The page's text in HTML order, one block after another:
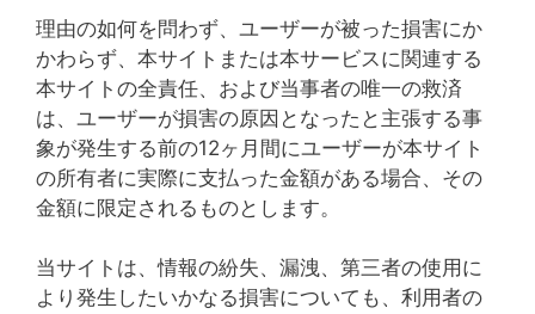
理由の如何を問わず、ユーザーが被った損害にか
かわらず、本サイトまたは本サービスに関連する
本サイトの全責任、および当事者の唯一の救済
は、ユーザーが損害の原因となったと主張する事
象が発生する前の12ヶ月間にユーザーが本サイト
の所有者に実際に支払った金額がある場合、その
金額に限定されるものとします。
当サイトは、情報の紛失、漏洩、第三者の使用に
より発生したいかなる損害についても、利用者の